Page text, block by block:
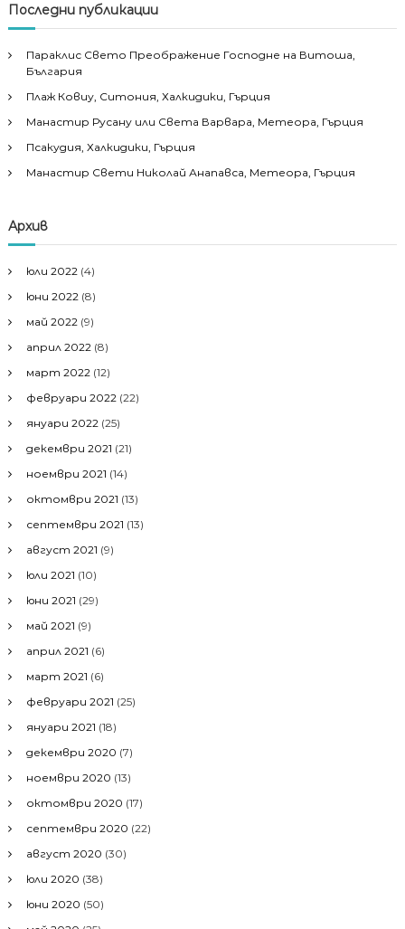
Последни публикации
Параклис Свето Преображение Господне на Витоша,
България
Плаж Ковиу, Ситония, Халкидики, Гърция
Манастир Русану или Света Варвара, Метеора, Гърция
Псакудия, Халкидики, Гърция
Манастир Свети Николай Анапавса, Метеора, Гърция
Архив
юли 2022 (4)
юни 2022 (8)
май 2022 (9)
април 2022 (8)
март 2022 (12)
февруари 2022 (22)
януари 2022 (25)
декември 2021 (21)
ноември 2021 (14)
октомври 2021 (13)
септември 2021 (13)
август 2021 (9)
юли 2021 (10)
юни 2021 (29)
май 2021 (9)
април 2021 (6)
март 2021 (6)
февруари 2021 (25)
януари 2021 (18)
декември 2020 (7)
ноември 2020 (13)
октомври 2020 (17)
септември 2020 (22)
август 2020 (30)
юли 2020 (38)
юни 2020 (50)